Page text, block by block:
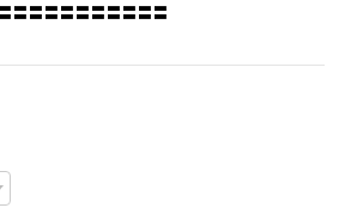
〓〓〓〓〓〓〓〓〓〓